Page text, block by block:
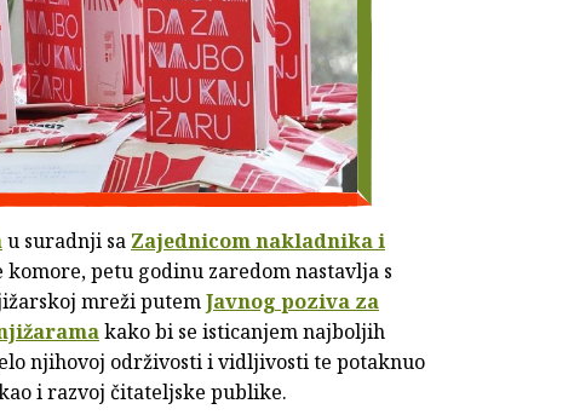
u suradnji sa Zajednicom nakladnika i
petu godinu zaredom nastavlja s
mreži putemJavnog poziva za
kako bi se isticanjem najboljih
njihovoj održivosti i vidljivosti te potaknuo
i razvoj čitateljske publike.